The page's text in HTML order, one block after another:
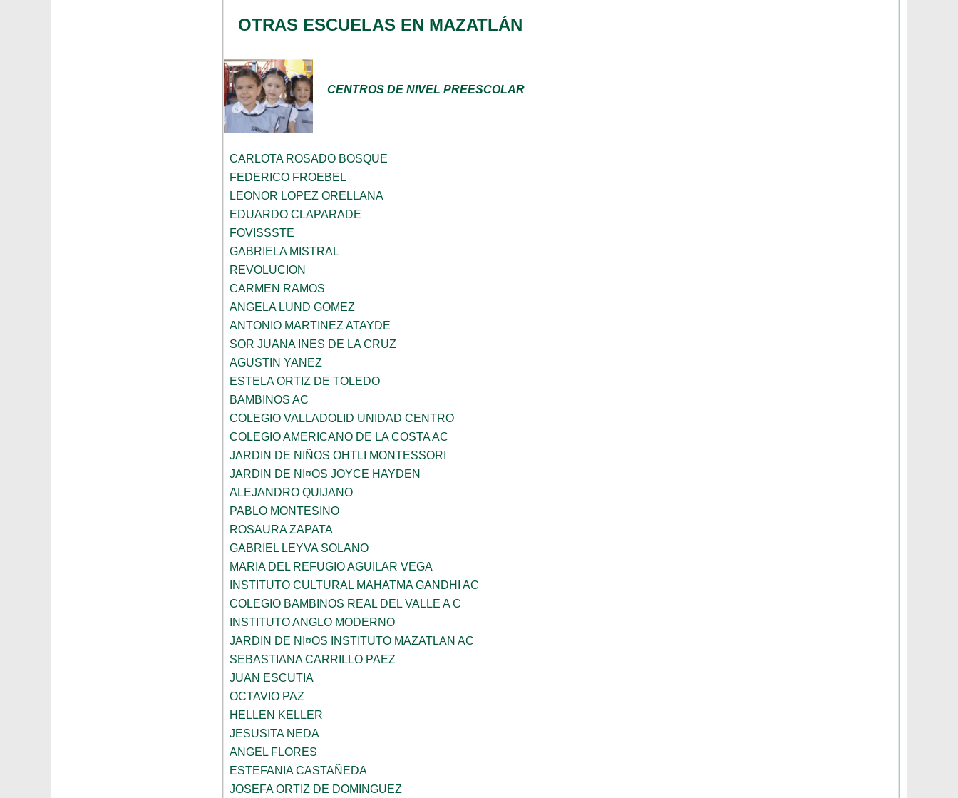
OTRAS ESCUELAS EN MAZATLÁN
CENTROS DE NIVEL PREESCOLAR
CARLOTA ROSADO BOSQUE
FEDERICO FROEBEL
LEONOR LOPEZ ORELLANA
EDUARDO CLAPARADE
FOVISSSTE
GABRIELA MISTRAL
REVOLUCION
CARMEN RAMOS
ANGELA LUND GOMEZ
ANTONIO MARTINEZ ATAYDE
SOR JUANA INES DE LA CRUZ
AGUSTIN YANEZ
ESTELA ORTIZ DE TOLEDO
BAMBINOS AC
COLEGIO VALLADOLID UNIDAD CENTRO
COLEGIO AMERICANO DE LA COSTA AC
JARDIN DE NIÑOS OHTLI MONTESSORI
JARDIN DE NI¤OS JOYCE HAYDEN
ALEJANDRO QUIJANO
PABLO MONTESINO
ROSAURA ZAPATA
GABRIEL LEYVA SOLANO
MARIA DEL REFUGIO AGUILAR VEGA
INSTITUTO CULTURAL MAHATMA GANDHI AC
COLEGIO BAMBINOS REAL DEL VALLE A C
INSTITUTO ANGLO MODERNO
JARDIN DE NI¤OS INSTITUTO MAZATLAN AC
SEBASTIANA CARRILLO PAEZ
JUAN ESCUTIA
OCTAVIO PAZ
HELLEN KELLER
JESUSITA NEDA
ANGEL FLORES
ESTEFANIA CASTAÑEDA
JOSEFA ORTIZ DE DOMINGUEZ